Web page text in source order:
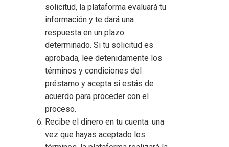
solicitud, la plataforma evaluará tu
información y te dará una
respuesta en un plazo
determinado. Si tu solicitud es
aprobada, lee detenidamente los
términos y condiciones del
préstamo y acepta si estás de
acuerdo para proceder con el
proceso.
Recibe el dinero en tu cuenta: una
vez que hayas aceptado los